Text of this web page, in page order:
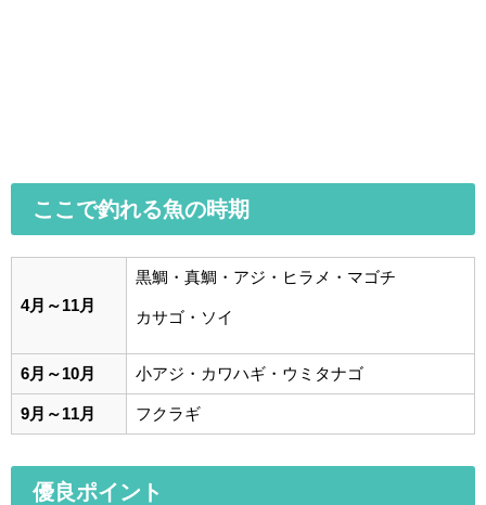
ここで釣れる魚の時期
4月～11月
黒鯛・真鯛・アジ・ヒラメ・マゴチ
カサゴ・ソイ
6月～10月 小アジ・カワハギ・ウミタナゴ
9月～11月 フクラギ
優良ポイント